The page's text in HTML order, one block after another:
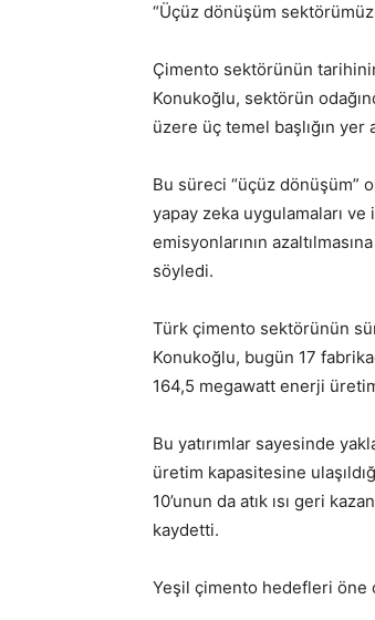
“Üçüz dönüşüm
Çimento sektörünün
Konukoğlu, sektörün
üzere üç temel başlığın yer
Bu süreci “üçüz dönüşüm”
yapay zeka uygulamaları
emisyonlarının
söyledi.
Türk çimento sektörünün
Konukoğlu, bugün 17
164,5 megawatt enerji
Bu yatırımlar sayesinde
üretim kapasitesine
10’unun da atık ısı geri
kaydetti.
Yeşil çimento hedefleri öne